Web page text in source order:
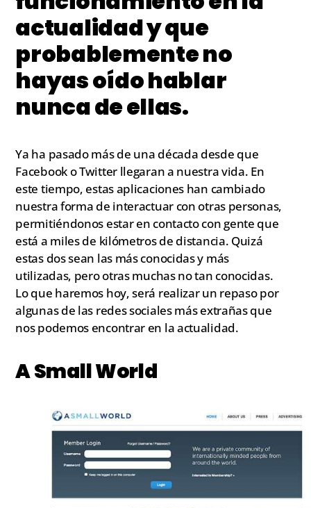
actualidad y que
probablemente no
hayas oído hablar
nunca de ellas.
Ya ha pasado más de una década desde que
Facebook o Twitter llegaran a nuestra vida. En
este tiempo, estas aplicaciones han cambiado
nuestra forma de interactuar con otras personas,
permitiéndonos estar en contacto con gente que
está a miles de kilómetros de distancia. Quizá
estas dos sean las más conocidas y más
utilizadas, pero otras muchas no tan conocidas.
Lo que haremos hoy, será realizar un repaso por
algunas de las redes sociales más extrañas que
nos podemos encontrar en la actualidad.
A Small World